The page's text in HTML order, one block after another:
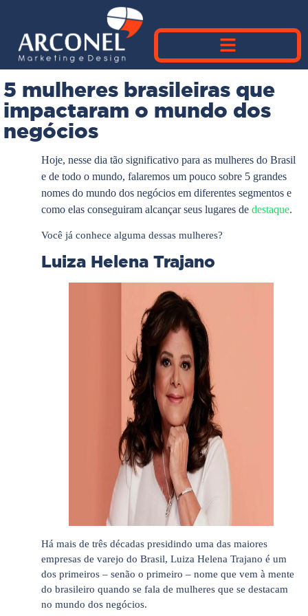
5 mulheres brasileiras que
impactaram o mundo dos
negócios
Hoje, nesse dia tão significativo para as mulheres do Brasil
e de todo o mundo, falaremos um pouco sobre 5 grandes
nomes do mundo dos negócios em diferentes segmentos e
como elas conseguiram alcançar seus lugares de destaque.
Você já conhece alguma dessas mulheres?
Luiza Helena Trajano
Há mais de três décadas presidindo uma das maiores
empresas de varejo do Brasil, Luiza Helena Trajano é um
dos primeiros – senão o primeiro – nome que vem à mente
do brasileiro quando se fala de mulheres que se destacam
no mundo dos negócios.